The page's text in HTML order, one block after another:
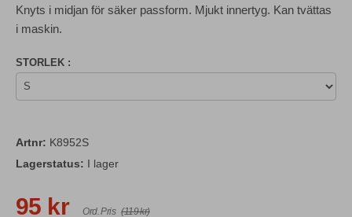
Knyts i midjan för säker passform. Mjukt innertyg. Kan tvättas
i maskin.
STORLEK :
Artnr: K8952S
Lagerstatus: I lager
95 kr Ord. Pris (119 kr)